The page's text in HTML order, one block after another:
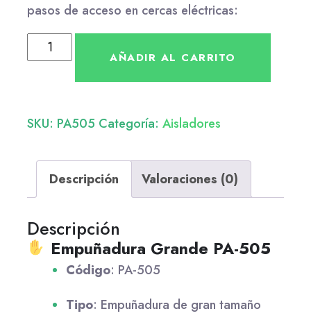
pasos de acceso en cercas eléctricas:
AÑADIR AL CARRITO
SKU: PA505 Categoría: Aisladores
Descripción Valoraciones (0)
Descripción
Empuñadura Grande PA-505
Código: PA-505
Tipo: Empuñadura de gran tamaño